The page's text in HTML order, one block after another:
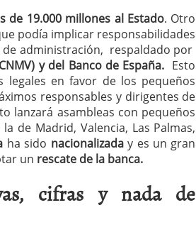
de 19.000 millones al Estado. Otro
podía implicar responsabilidades
de administración, respaldado por
y del Banco de España. Esto
legales en favor de los pequeños
responsables y dirigentes de
lanzará asambleas con pequeños
de Madrid, Valencia, Las Palmas,
ha sido nacionalizaday es un gran
un rescate de la banca.
cifras y nada de